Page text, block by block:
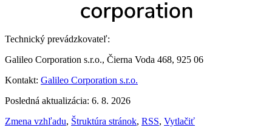
Technický prevádzkovateľ:
Galileo Corporation s.r.o., Čierna Voda 468, 925 06
Kontakt: Galileo Corporation s.r.o.
Posledná aktualizácia: 6. 8. 2026
Zmena vzhľadu, Štruktúra stránok, RSS, Vytlačiť